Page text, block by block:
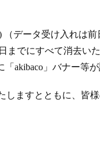
（データ受け入れは前
までにすべて消去いた
「akibaco」バナー等
ますとともに、皆